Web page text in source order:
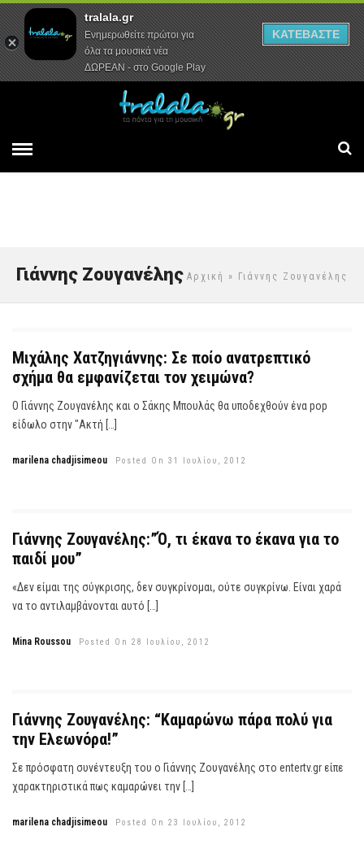
Αρχική Συνεντεύξεις Ρεπορτάζ
Αρχική » Γιάννης Ζουγανέλης
Γιάννης Ζουγανέλης
Μιχάλης Χατζηγιάννης: Σε ποίο ανατρεπτικό
σχήμα θα εμφανίζεται τον χειμώνα?
Ο Γιάννης Ζουγανέλης και ο Σάκης Μπουλάς θα υποδεχθούν ένα pop
είδωλο στην "Ακτή […]
marilena chadjisimeou Posted On 31 Ιουλίου, 2012
Γιάννης Ζουγανέλης:”Ό, τι έκανα το έκανα για το
παιδί μου”
«Δεν είμαι της σύγκρισης, δεν συγκρίνομαι, ούτε συγκρίνω. Είναι χαρά
να το αντιλαμβάνονται αυτό […]
Mina Roussou Posted On 28 Ιουλίου, 2012
Γιάννης Ζουγανέλης: “Καμαρώνω πάρα πολύ για
την Ελεωνόρα!”
Σε πρόσφατη συνέντευξη του ο Γιάννης Ζουγανέλης στο entertv.gr είπε
χαρακτηριστικά πως καμαρώνει την […]
marilena chadjisimeou Posted On 23 Ιουλίου, 2012
tralala.gr
Ενημερωθείτε πρώτοι για
όλα τα μουσικά νέα
ΔΩΡΕΑΝ - στο Google Play
ΚΑΤΕΒΑΣΤΕ